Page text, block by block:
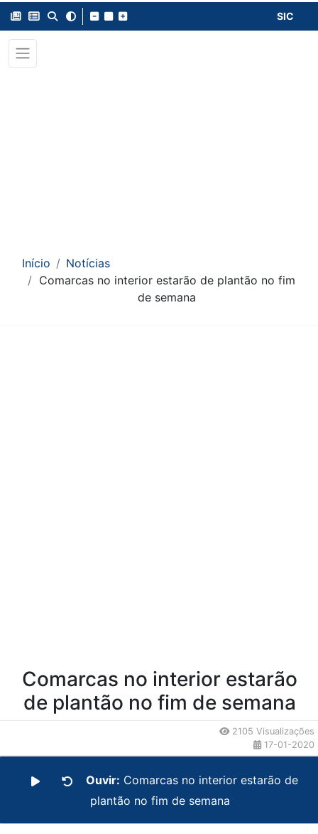
SIC
Início
Notícias
Comarcas no interior estarão de plantão no fim
de semana
Comarcas no interior estarão
de plantão no fim de semana
2105 Visualizações
17-01-2020
Ouvir: Comarcas no interior estarão de
plantão no fim de semana